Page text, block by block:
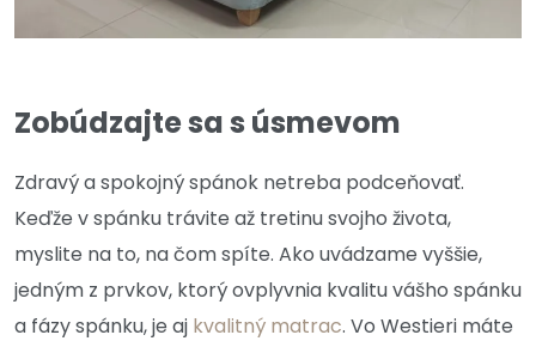
Zobúdzajte sa s úsmevom
Zdravý a spokojný spánok netreba podceňovať.
Keďže v spánku trávite až tretinu svojho života,
myslite na to, na čom spíte. Ako uvádzame vyššie,
jedným z prvkov, ktorý ovplyvnia kvalitu vášho spánku
a fázy spánku, je aj kvalitný matrac. Vo Westieri máte